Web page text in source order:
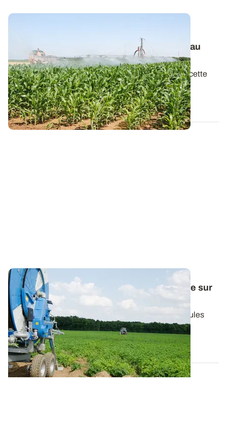
comment s’adapter à des ressources en eau
limitées ?
Avec une recharge hivernale historiquement faible cette
année dans plusieurs régions, la...
19 AVR. 2017
Pommes de terre : le type d’irrigation influe sur
le développement du mildiou
L’irrigation favorise la croissance foliaire des tubercules
mais augmente également le...
16 JUILL. 2017